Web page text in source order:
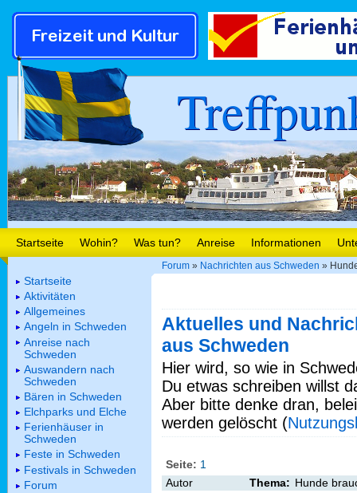
Startseite Wohin? Was tun? Anreise Informationen
Forum » Nachrichten aus Schweden »
Aktuelles und
aus Schweden
Hier wird, so wie in
Du etwas schreiben willst
Aber bitte denke dran,
werden gelöscht (
Seite: 1
Autor
Thema: Hunde
Startseite
Aktivitäten
Allgemeines
Angeln in Schweden
Anreise nach
Schweden
Auswandern nach
Schweden
Bären in Schweden
Elchparks und Elche
Ferienhäuser in
Schweden
Feste in Schweden
Festivals in Schweden
Forum